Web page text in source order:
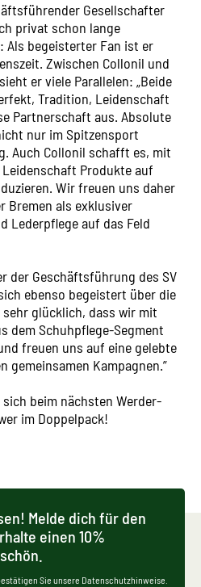
Gesellschafter
privat schon lange
Als begeisterter Fan ist er
Zwischen Collonil und
er viele Parallelen: „Beide
Tradition, Leidenschaft
Partnerschaft aus. Absolute
nur im Spitzensport
Auch Collonil schafft es, mit
Produkte auf
Wir freuen uns daher
Bremen als exklusiver
Lederpflege auf das Feld
der Geschäftsführung des SV
ebenso begeistert über die
glücklich, dass wir mit
dem Schuhpflege-Segment
freuen uns auf eine gelebte
gemeinsamen Kampagnen.”
beim nächsten Werder-
im Doppelpack!
Melde dich für den
einen 10%
Sie unsere Datenschutzhinweise.